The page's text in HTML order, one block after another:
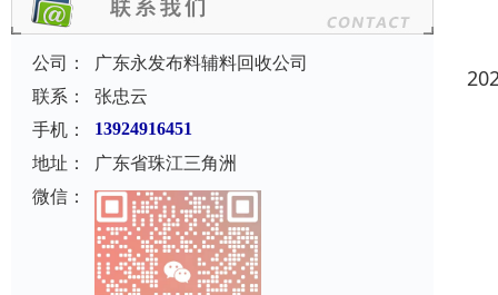
公司：
广东永发布料辅料回收公司
联系：
张忠云
手机：
13924916451
地址：
广东省珠江三角洲
微信：